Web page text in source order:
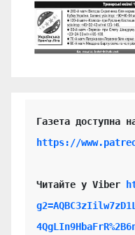
https://
Читайте у Viber